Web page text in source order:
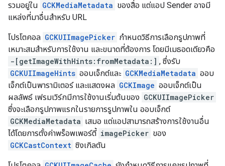
รวมอยู่ใน GCKMediaMetadata ของสื่อ แต่แอป Sender อาจมี
แหล่งที่มาอื่นสำหรับ URL
โปรโตคอล GCKUIImagePicker กำหนดวิธีการเลือกรูปภาพที่
เหมาะสมสำหรับการใช้งาน และขนาดที่ต้องการ โดยมีเมธอดเดียวคือ
-[getImageWithHints:fromMetadata:] , ซึ่งรับ
GCKUIImageHints ออบเจ็กต์และ GCKMediaMetadata ออบ
เจ็กต์เป็นพารามิเตอร์ และแสดงผล GCKImage ออบเจ็กต์เป็น
ผลลัพธ์ เฟรมเวิร์กมีการใช้งานเริ่มต้นของ GCKUIImagePicker
ซึ่งจะเลือกรูปภาพแรกในรายการรูปภาพใน ออบเจ็กต์
GCKMediaMetadata เสมอ แต่แอปสามารถสร้างการใช้งานอื่น
ได้โดยการตั้งค่าพร็อพเพอร์ตี้ imagePicker ของ
GCKCastContext ซิงเกิลตัน